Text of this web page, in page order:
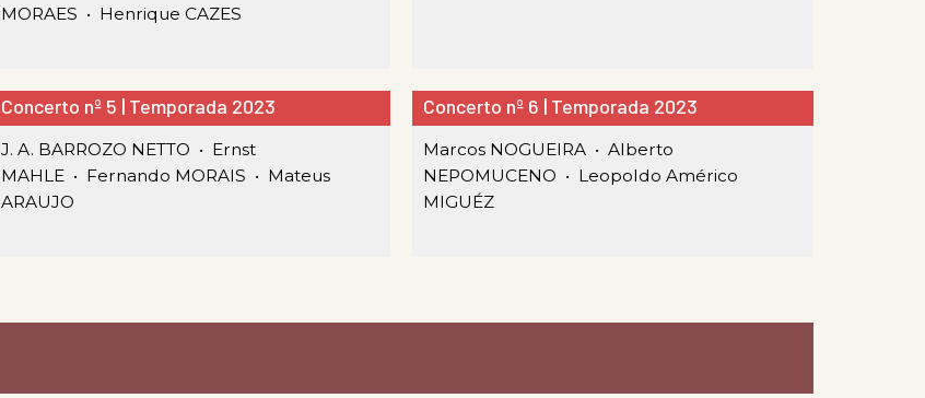
MORAES • Henrique CAZES
Concerto nº 5 | Temporada 2023
J. A. BARROZO NETTO • Ernst
MAHLE • Fernando MORAIS • Mateus
ARAUJO
Concerto nº 6 | Temporada 2023
Marcos NOGUEIRA •Alberto
NEPOMUCENO • Leopoldo Américo
MIGUÉZ